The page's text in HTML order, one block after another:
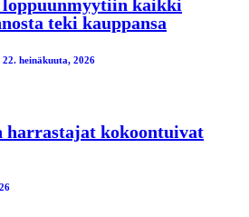
kaikki
teki kauppansa
22. heinäkuuta, 2026
harrastajat kokoontuivat